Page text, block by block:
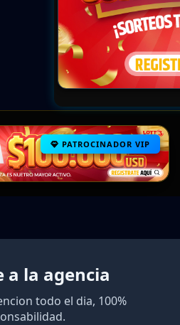
PATROCINADOR VIP
a la agencia
todo el dia, 100%